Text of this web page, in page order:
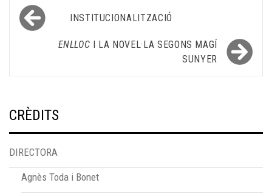
Navegació
d'entrades
INSTITUCIONALITZACIÓ
ENLLOC I LA NOVEL·LA SEGONS MAGÍ
SUNYER
CRÈDITS
DIRECTORA
Agnès Toda i Bonet